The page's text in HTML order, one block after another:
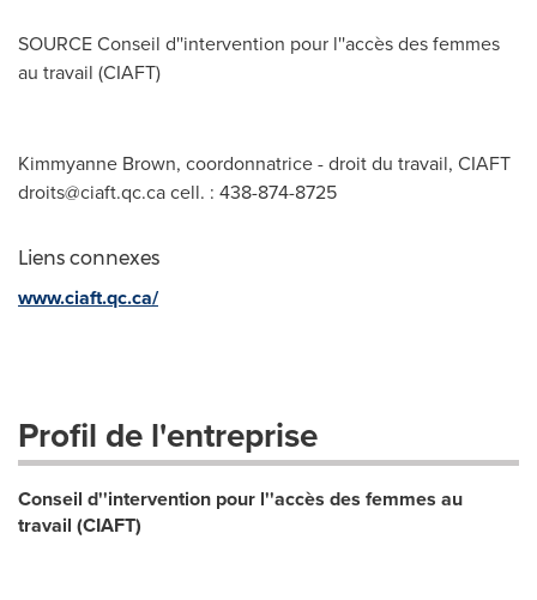
SOURCE Conseil d''intervention pour l''accès des femmes
au travail (CIAFT)
Kimmyanne Brown, coordonnatrice - droit du travail, CIAFT
droits@ciaft.qc.cacell. : 438-874-8725
Liens connexes
www.ciaft.qc.ca/
Profil de l'entreprise
Conseil d''intervention pour l''accès des femmes au
travail (CIAFT)